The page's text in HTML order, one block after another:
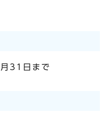
31日まで